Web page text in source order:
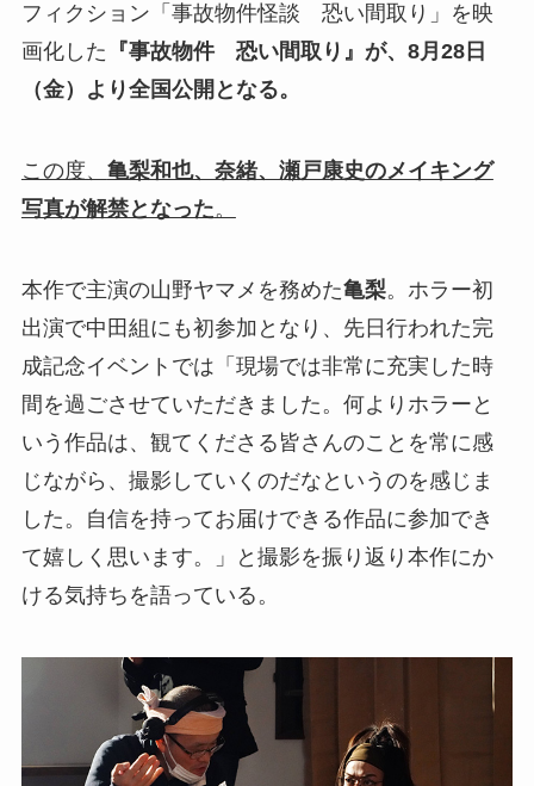
フィクション「事故物件怪談 恐い間取り」を映
画化した 『事故物件 恐い間取り』が、8月28日
（金）より全国公開となる。
この度、 亀梨和也、奈緒、瀬戸康史のメイキング
写真が解禁となった。
本作で主演の山野ヤマメを務めた亀梨。ホラー初
出演で中田組にも初参加となり、先日行われた完
成記念イベントでは「現場では非常に充実した時
間を過ごさせていただきました。何よりホラーと
いう作品は、観てくださる皆さんのことを常に感
じながら、撮影していくのだなというのを感じま
した。自信を持ってお届けできる作品に参加でき
て嬉しく思います。」と撮影を振り返り本作にか
ける気持ちを語っている。